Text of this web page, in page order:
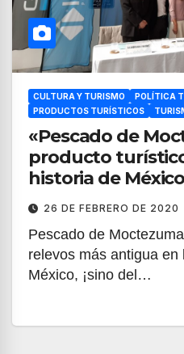
CULTURA Y TURISMO
POLÍTICA
PRODUCTOS TURÍSTICOS
«Pescado de
producto
historia de México
26 DE FEBRERO DE 2020
Pescado de
relevos más antigua
México, ¡sino del…